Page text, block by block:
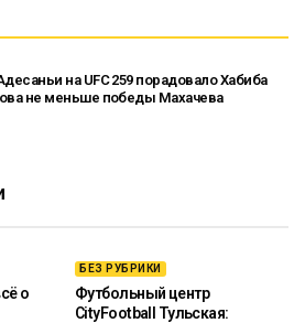
на UFC 259 порадовало Хабиба
не меньше победы Махачева
о
БЕЗ РУБРИКИ
Футбольный центр
CityFootball Тульская: